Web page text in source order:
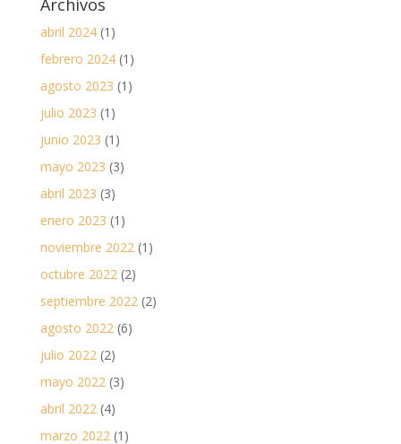
Archivos
abril 2024(1)
febrero 2024(1)
agosto 2023 (1)
julio 2023 (1)
junio 2023 (1)
mayo 2023 (3)
abril 2023 (3)
enero 2023 (1)
noviembre 2022(1)
octubre 2022(2)
septiembre 2022(2)
agosto 2022(6)
julio 2022(2)
mayo 2022(3)
abril 2022(4)
marzo 2022(1)